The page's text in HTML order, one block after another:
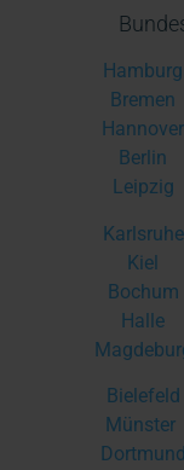
Hamburg
Bremen
Hannover
Berlin
Leipzig
Karlsruhe
Kiel
Bochum
Halle
Bielefeld
Münster
Dortmund